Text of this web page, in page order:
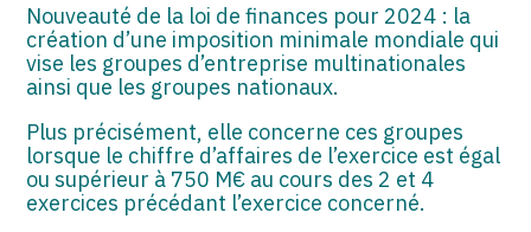
Nouveauté de la loi de finances pour 2024 : la
création d’une imposition minimale mondiale qui
vise les groupes d’entreprise multinationales
ainsi que les groupes nationaux.
Plus précisément, elle concerne ces groupes
lorsque le chiffre d’affaires de l’exercice est égal
ou supérieur à 750 M€ au cours des 2 et 4
exercices précédant l’exercice concerné.